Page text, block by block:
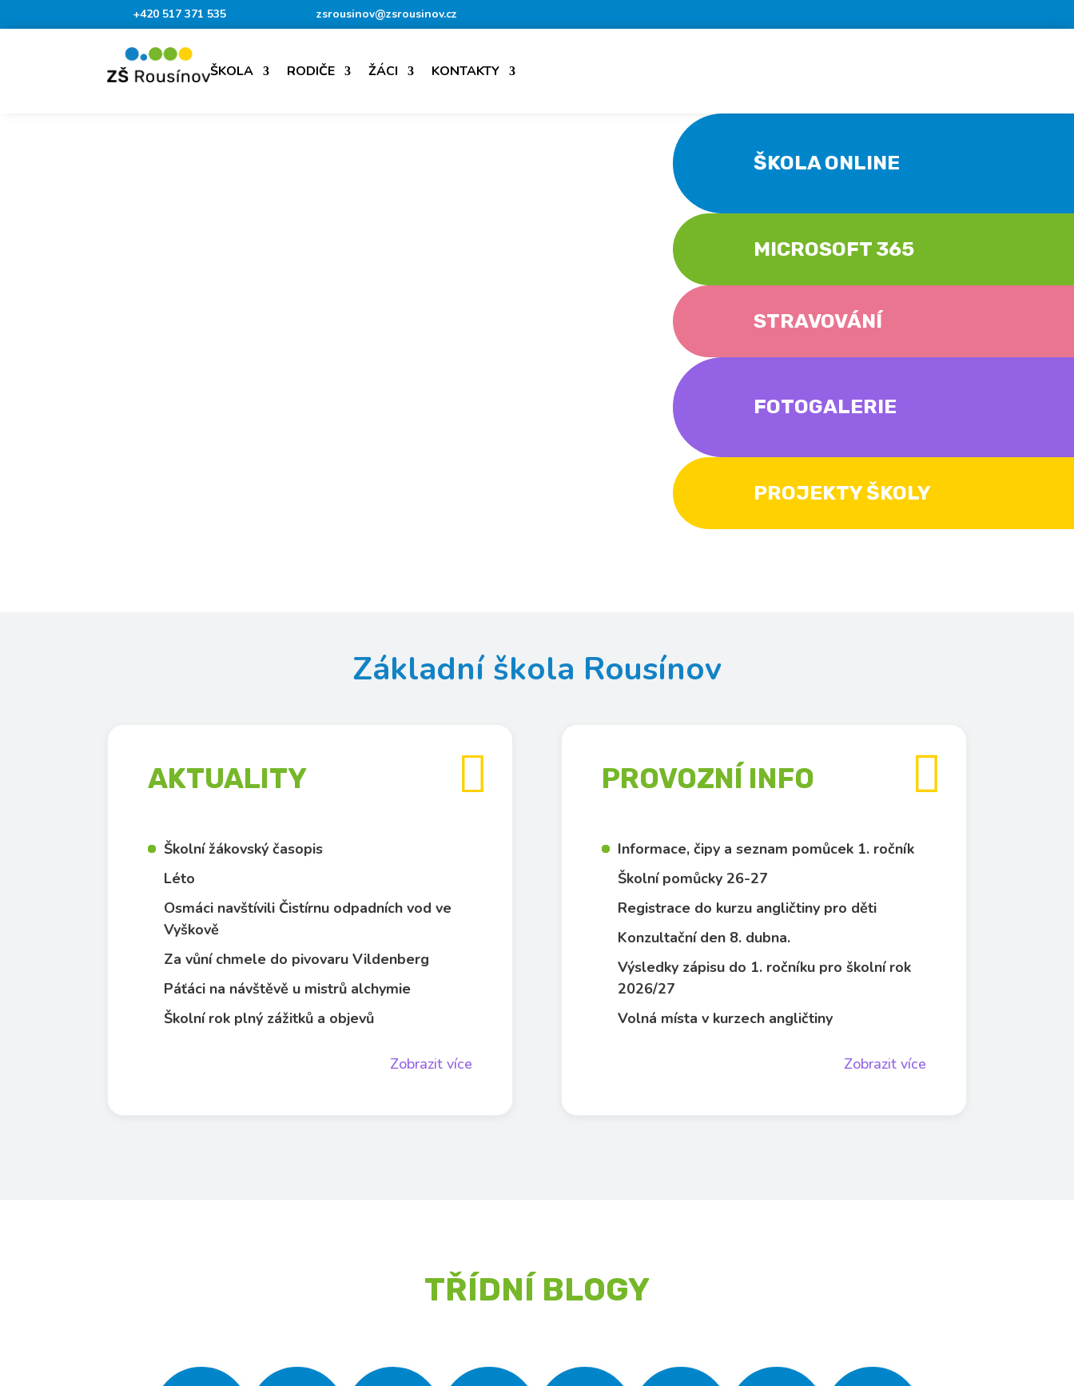
+420 517 371 535 zsrousinov@zsrousinov.cz
ŠKOLA RODIČE ŽÁCI KONTAKTY
ŠKOLA ONLINE
MICROSOFT 365
STRAVOVÁNÍ
FOTOGALERIE
PROJEKTY ŠKOLY
Základní škola Rousínov
AKTUALITY
Školní žákovský časopis
Léto
Osmáci navštívili Čistírnu odpadních vod ve
Vyškově
Za vůní chmele do pivovaru Vildenberg
Páťáci na návštěvě u mistrů alchymie
Školní rok plný zážitků a objevů
Zobrazit více
 PROVOZNÍ INFO
Informace, čipy a seznam pomůcek 1. ročník
Školní pomůcky 26-27
Registrace do kurzu angličtiny pro děti
Konzultační den 8. dubna.
Výsledky zápisu do 1. ročníku pro školní rok
2026/27
Volná místa v kurzech angličtiny
Zobrazit více

TŘÍDNÍ BLOGY